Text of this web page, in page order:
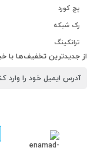
پچ کورد
رک شبکه
ترانکینگ
از جدیدترین تخفیف‌ها با